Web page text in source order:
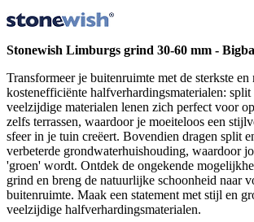
Stonewish Limburgs grind 30-60 mm -
Transformeer je buitenruimte met de sterkste en
kostenefficiënte halfverhardingsmaterialen:
veelzijdige materialen lenen zich perfect voor
zelfs terrassen, waardoor je moeiteloos een
sfeer in je tuin creëert. Bovendien dragen split
verbeterde grondwaterhuishouding, waardoor
'groen' wordt. Ontdek de ongekende
grind en breng de natuurlijke schoonheid naar
buitenruimte. Maak een statement met stijl en
veelzijdige halfverhardingsmaterialen.